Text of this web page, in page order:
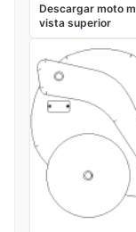
Descargar moto
vista superior